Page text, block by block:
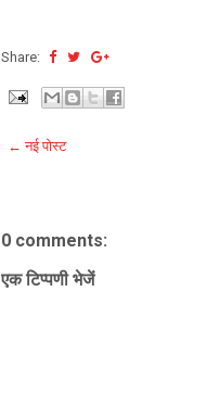
Share:
← नई पोस्ट
0 comments:
एक टिप्पणी भेजें